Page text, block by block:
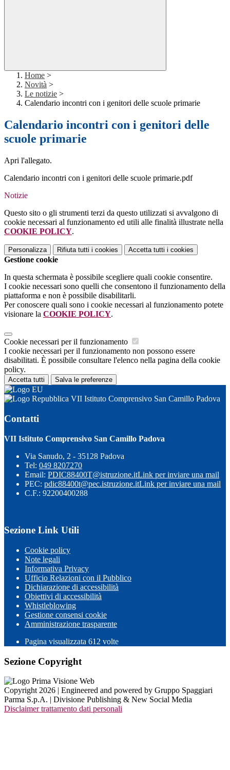
Home >
Novità >
Le notizie >
Calendario incontri con i genitori delle scuole primarie
Calendario incontri con i genitori delle
scuole primarie
Apri l'allegato.
Calendario incontri con i genitori delle scuole primarie.pdf
Notizie
Questo sito o gli strumenti terzi da questo utilizzati si avvalgono di
cookie necessari al funzionamento ed utili alle finalità illustrate nella
COOKIE POLICY.
Personalizza Rifiuta tutti i cookies Accetta tutti i cookies
Gestione cookie
In questa schermata è possibile scegliere quali cookie consentire.
I cookie necessari sono quelli che consentono il funzionamento della
piattaforma e non è possibile disabilitarli.
Per conoscere quali sono i cookie necessari al funzionamento potete
visionare la COOKIE POLICY.
Cookie necessari per il funzionamento
I cookie necessari per il funzionamento non possono essere
disabilitati. È possibile consultare l'elenco nella pagina della cookie
policy.
Accetta tutti Salva le preferenze
VII Istituto Comprensivo San Camillo Padova
Contatti
VII Istituto Comprensivo San Camillo Padova
Via Sanudo, 2 - 35128 Padova
Tel: 049 8207270
Email: PDIC88400T@istruzione.itLink per inviare una mail
PEC: pdic88400t@pec.istruzione.itLink per inviare una mail
C.F.: 92200400288
Sezione Link Utili
Cookie policy
Note legali
Informativa Privacy
Ufficio Relazioni con il Pubblico
Dichiarazione di accessibilità
Obiettivi di accessibilità
Whistleblowing
Gestione consensi cookie
Amministrazione trasparente
Pagina visualizzata 612 volte
Sezione Copyright
Copyright 2026 | Engineered and powered by Gruppo Spaggiari
Parma S.p.A. | Divisione Publishing & New Social Media
Disclaimer trattamento dati personali